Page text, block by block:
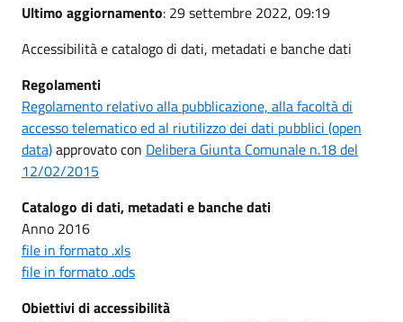
Ultimo aggiornamento: 29 settembre 2022, 09:19
Accessibilità e catalogo di dati, metadati e banche dati
Regolamenti
Regolamento relativo alla pubblicazione, alla facoltà di
accesso telematico ed al riutilizzo dei dati pubblici (open
data)approvato con Delibera Giunta Comunale n.18 del
12/02/2015
Catalogo di dati, metadati e banche dati
Anno 2016
file in formato .xls
file in formato .ods
Obiettivi di accessibilità